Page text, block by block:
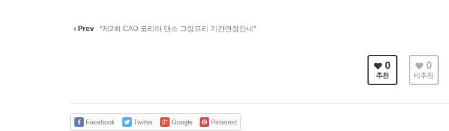
Prev *제2회 CAD 코리아 댄스 그랑프리 기간연장안내*
0
추천
0
비추천
Facebook Twitter Google Pinterest